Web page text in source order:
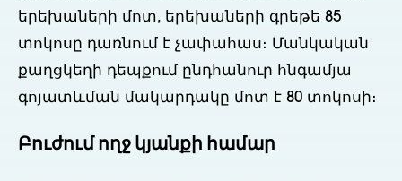
երեխաների մոտ, երեխաների գրեթե 85
տոկոսը դառնում է չափահաս։ Մանկական
քաղցկեղի դեպքում ընդհանուր հնգամյա
գոյատևման մակարդակը մոտ է 80 տոկոսի։
Բուժում ողջ կյանքի համար